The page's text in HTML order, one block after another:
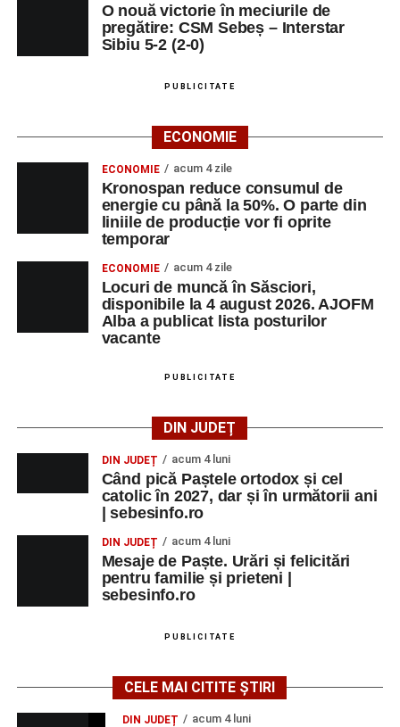
O nouă victorie în meciurile de
pregătire: CSM Sebeș – Interstar
Sibiu 5-2 (2-0)
PUBLICITATE
ECONOMIE
ECONOMIE acum 4 zile
Kronospan reduce consumul de
energie cu până la 50%. O parte din
liniile de producție vor fi oprite
temporar
ECONOMIE acum 4 zile
Locuri de muncă în Săsciori,
disponibile la 4 august 2026. AJOFM
Alba a publicat lista posturilor
vacante
PUBLICITATE
DIN JUDEȚ
DIN JUDEȚ acum 4 luni
Când pică Paștele ortodox și cel
catolic în 2027, dar și în următorii ani
| sebesinfo.ro
DIN JUDEȚ acum 4 luni
Mesaje de Paște. Urări și felicitări
pentru familie și prieteni |
sebesinfo.ro
PUBLICITATE
CELE MAI CITITE ȘTIRI
DIN JUDEȚ acum 4 luni